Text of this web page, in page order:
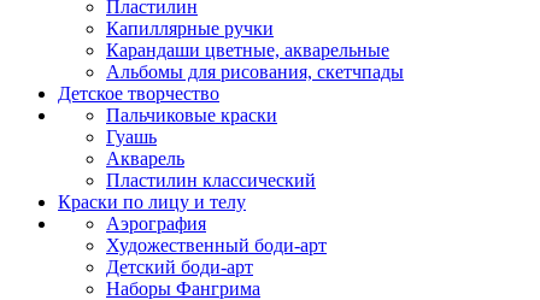
Пластилин
Капиллярные ручки
Карандаши цветные, акварельные
Альбомы для рисования, скетчпады
Детское творчество
Пальчиковые краски
Гуашь
Акварель
Пластилин классический
Краски по лицу и телу
Аэрография
Художественный боди-арт
Детский боди-арт
Наборы Фангрима